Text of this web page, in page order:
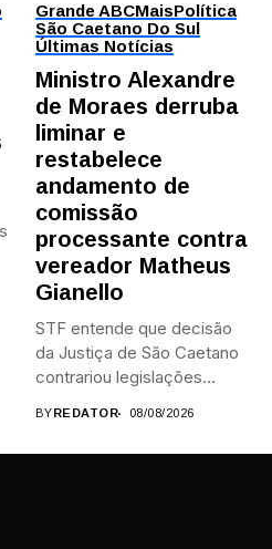
Grande ABCMaisPolítica
São Caetano Do Sul
Últimas Notícias
Ministro Alexandre
de Moraes derruba
liminar e
restabelece
andamento de
comissão
processante contra
vereador Matheus
Gianello
STF entende que decisão
da Justiça de São Caetano
contrariou legislações
BYREDATOR 08/08/2026